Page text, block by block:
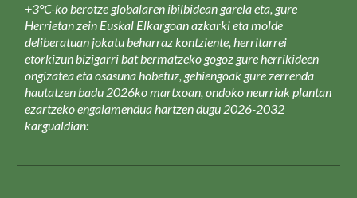
+3°C-ko berotze globalaren ibilbidean garela eta, gure
Herrietan zein Euskal Elkargoan azkarki eta molde
deliberatuan jokatu beharraz kontziente, herritarrei
etorkizun bizigarri bat bermatzeko gogoz gure herrikideen
ongizatea eta osasuna hobetuz, gehiengoak gure zerrenda
hautatzen badu 2026ko martxoan, ondoko neurriak plantan
ezartzeko engaiamendua hartzen dugu 2026-2032
kargualdian: